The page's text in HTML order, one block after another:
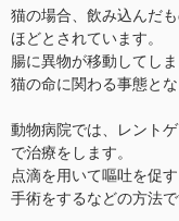
猫の場合、飲み込んだ
ほどとされています。
腸に異物が移動してし
猫の命に関わる事態とな
動物病院では、レント
で治療をします。
点滴を用いて嘔吐を促
手術をするなどの方法で